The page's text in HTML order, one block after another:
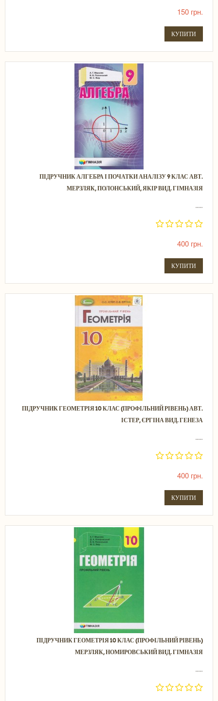
150 грн.
КУПИТИ
ПІДРУЧНИК АЛГЕБРА І ПОЧАТКИ АНАЛІЗУ 9 КЛАС АВТ.
МЕРЗЛЯК, ПОЛОНСЬКИЙ, ЯКІР ВИД. ГІМНАЗІЯ
.....
400 грн.
КУПИТИ
ПІДРУЧНИК ГЕОМЕТРІЯ 10 КЛАС (ПРОФІЛЬНИЙ РІВЕНЬ) АВТ.
ІСТЕР, ЄРГІНА ВИД. ГЕНЕЗА
.....
400 грн.
КУПИТИ
ПІДРУЧНИК ГЕОМЕТРІЯ 10 КЛАС (ПРОФІЛЬНИЙ РІВЕНЬ)
МЕРЗЛЯК, НОМИРОВСЬКИЙ ВИД. ГІМНАЗІЯ
.....